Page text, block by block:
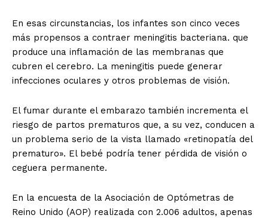
En esas circunstancias, los infantes son cinco veces
más propensos a contraer meningitis bacteriana. que
produce una inflamación de las membranas que
cubren el cerebro. La meningitis puede generar
infecciones oculares y otros problemas de visión.
El fumar durante el embarazo también incrementa el
riesgo de partos prematuros que, a su vez, conducen a
un problema serio de la vista llamado «retinopatía del
prematuro». El bebé podría tener pérdida de visión o
ceguera permanente.
En la encuesta de la Asociación de Optómetras de
Reino Unido (AOP) realizada con 2.006 adultos, apenas